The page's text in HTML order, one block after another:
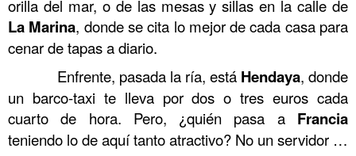
orilla del mar, o de las mesas y sillas en la calle de
La Marina, donde se cita lo mejor de cada casa para
cenar de tapas a diario.
Enfrente, pasada la ría, está Hendaya, donde
un barco-taxi te lleva por dos o tres euros cada
cuarto de hora. Pero, ¿quién pasa a Francia
teniendo lo de aquí tanto atractivo? No un servidor …